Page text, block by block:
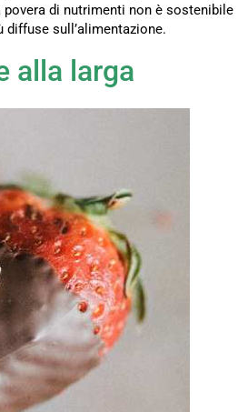
di nutrimenti non è sostenibile
sull’alimentazione.
alla larga